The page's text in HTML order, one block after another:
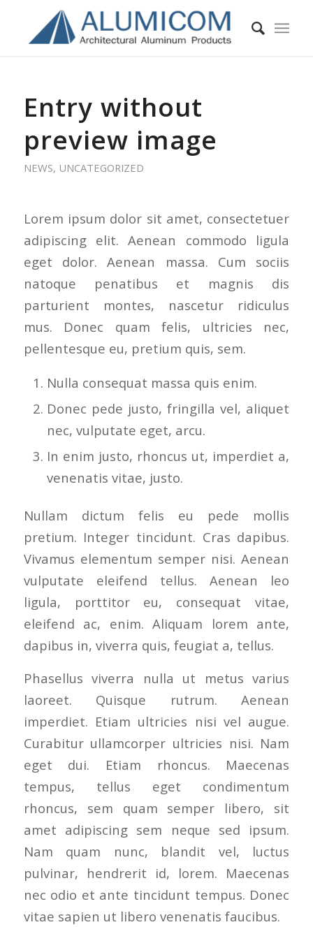
Entry without
preview image
NEWS, UNCATEGORIZED
Lorem ipsum dolor sit amet, consectetuer
adipiscing elit. Aenean commodo ligula
eget dolor. Aenean massa. Cum sociis
natoque penatibus et magnis dis
parturient montes, nascetur ridiculus
mus. Donec quam felis, ultricies nec,
pellentesque eu, pretium quis, sem.
Nulla consequat massa quis enim.
Donec pede justo, fringilla vel, aliquet
nec, vulputate eget, arcu.
In enim justo, rhoncus ut, imperdiet a,
venenatis vitae, justo.
Nullam dictum felis eu pede mollis
pretium. Integer tincidunt. Cras dapibus.
Vivamus elementum semper nisi. Aenean
vulputate eleifend tellus. Aenean leo
ligula, porttitor eu, consequat vitae,
eleifend ac, enim. Aliquam lorem ante,
dapibus in, viverra quis, feugiat a, tellus.
Phasellus viverra nulla ut metus varius
laoreet. Quisque rutrum. Aenean
imperdiet. Etiam ultricies nisi vel augue.
Curabitur ullamcorper ultricies nisi. Nam
eget dui. Etiam rhoncus. Maecenas
tempus, tellus eget condimentum
rhoncus, sem quam semper libero, sit
amet adipiscing sem neque sed ipsum.
Nam quam nunc, blandit vel, luctus
pulvinar, hendrerit id, lorem. Maecenas
nec odio et ante tincidunt tempus. Donec
vitae sapien ut libero venenatis faucibus.